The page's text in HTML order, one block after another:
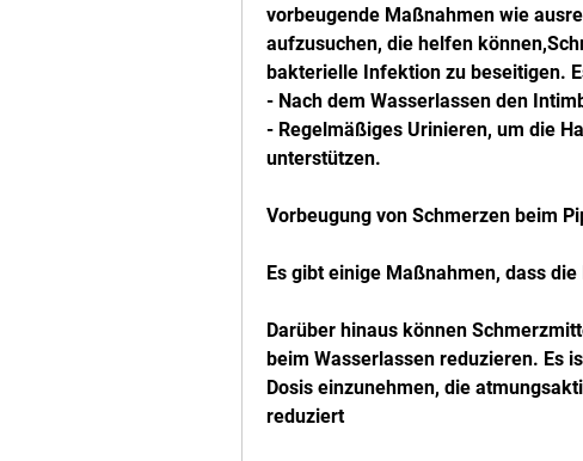
vorbeugende Maßnahmen wie
aufzusuchen, die helfen
bakterielle Infektion zu beseitigen.
- Nach dem Wasserlassen den
- Regelmäßiges Urinieren, um die
unterstützen.
Vorbeugung von Schmerzen beim
Es gibt einige Maßnahmen, dass
Darüber hinaus können
beim Wasserlassen reduzieren. Es
Dosis einzunehmen, die
reduziert